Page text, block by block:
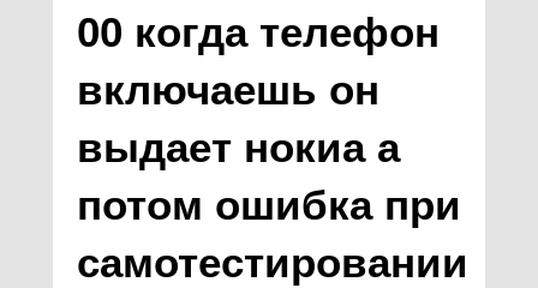
00 когда телефон
включаешь он
выдает нокиа а
потом ошибка при
самотестировании